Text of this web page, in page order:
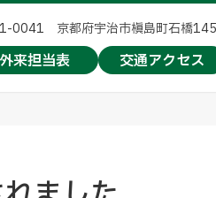
0041 京都府宇治市槇島町石橋
外来担当表 交通アクセス